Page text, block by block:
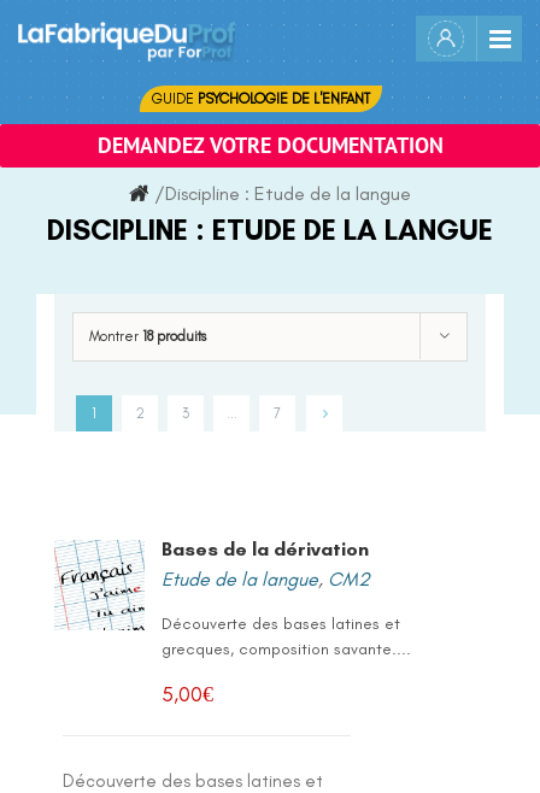
content
GUIDE PSYCHOLOGIE DE L'ENFANT
DEMANDEZ VOTRE DOCUMENTATION
/Discipline : Etude de la langue
DISCIPLINE : ETUDE DE LA LANGUE
Montrer 18 produits
1 2 3 7
Bases de la dérivation
Etude de la langue, CM2
Découverte des bases latines et
grecques, composition savante....
5,00€
Découverte des bases latines et